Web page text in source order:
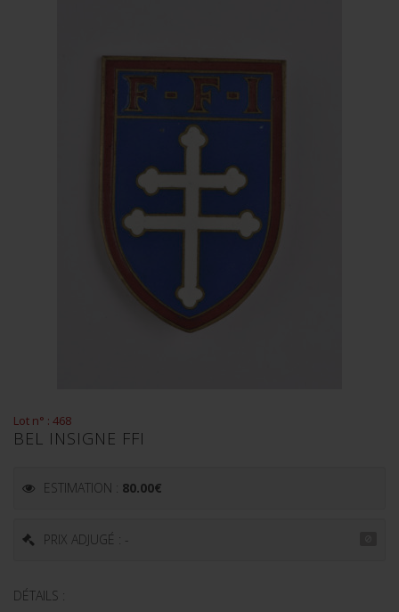
Lot n° : 468
BEL INSIGNE FFI
ESTIMATION : 80.00€
PRIX ADJUGÉ : -
DÉTAILS :